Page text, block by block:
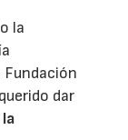
la
Fundación
dar